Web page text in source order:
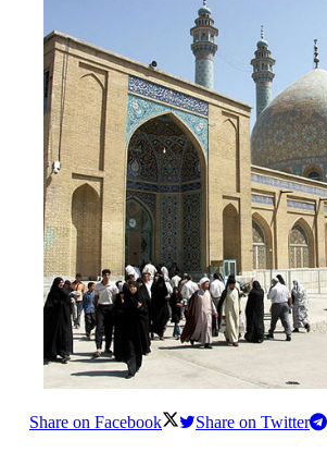
Share on Facebook Share on Twitter